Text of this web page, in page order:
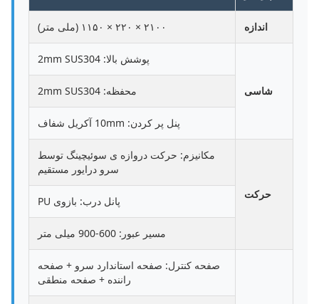
اندازه ۲۱۰۰ × ۲۲۰ × ۱۱۵۰ (ملی متر)
شاسی
پوشش بالا: 2mm SUS304
محفظه: 2mm SUS304
پنل پر کردن: 10mm آکریل شفاف
حرکت
مکانیزم: حرکت دروازه ی سوئیچینگ توسط
سرو درایور مستقیم
پانل درب: بازوی PU
مسیر عبور: 600-900 میلی متر
صفحه کنترل: صفحه استاندارد سرو + صفحه
راننده + صفحه منطقی